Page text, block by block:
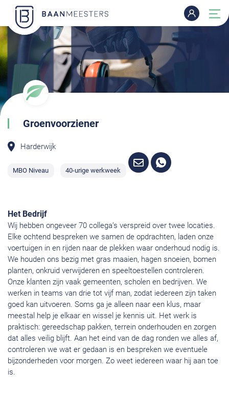
Groenvoorziener
Harderwijk
MBO Niveau 40-urige werkweek
Het Bedrijf
Wij hebben ongeveer 70 collega’s verspreid over twee locaties.
Elke ochtend bespreken we samen de opdrachten, laden onze
voertuigen in en rijden naar de plekken waar onderhoud nodig is.
We houden ons bezig met gras maaien, hagen snoeien, bomen
planten, onkruid verwijderen en speeltoestellen controleren.
Onze klanten zijn vaak gemeenten, scholen en bedrijven. We
werken in teams van drie tot vijf man, zodat iedereen zijn taken
goed kan uitvoeren. Soms ga je alleen naar een klus, maar
meestal help je elkaar en wissel je kennis uit. Het werk is
praktisch: gereedschap pakken, terrein onderhouden en zorgen
dat alles veilig blijft. Aan het eind van de dag ronden we alles af,
controleren we wat er gedaan is en bespreken we eventuele
bijzonderheden voor morgen. Zo weet iedereen waar hij aan toe
is.